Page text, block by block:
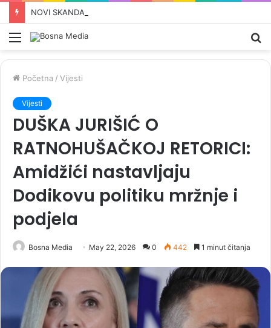
Meni
Početna / Vijesti
Vijesti
DUŠKA JURIŠIĆ O
RATNOHUŠAČKOJ RETORICI:
Amidžići nastavljaju
Dodikovu politiku mržnje i
podjela
Bosna Media May 22, 2026 0 442 1 minut čitanja